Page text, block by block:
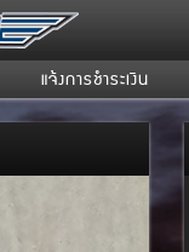
แจ้งการชำระเงิน